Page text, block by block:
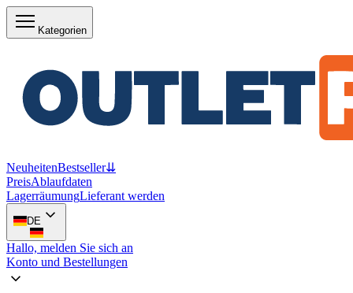
Kategorien
NeuheitenBestseller⇊
PreisAblaufdaten
LagerräumungLieferant werden
DE
Hallo, melden Sie sich an
Konto und Bestellungen